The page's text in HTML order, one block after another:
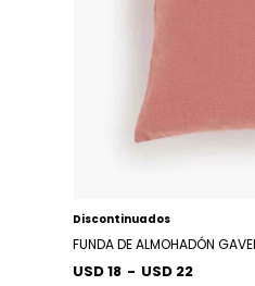
Discontinuados
FUNDA DE ALMOHADÓN
USD 18 - USD 22